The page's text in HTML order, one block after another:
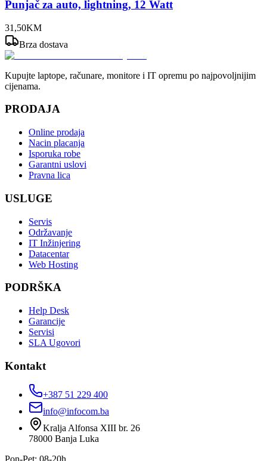
Punjač za auto, lightning, 12 Watt
31 ,50KM
Brza dostava
Kupujte laptope, računare, monitore i IT opremu po najpovoljnijim
cijenama.
PRODAJA
Online prodaja
Nacin placanja
Isporuka robe
Garantni uslovi
Pravna lica
USLUGE
Servis
Održavanje
IT Inžinjering
Datacentar
Web Hosting
PODRŠKA
Help Desk
Garancije
Servisi
SLA Ugovori
Kontakt
+387 51 229 400
info@infocom.ba
Kralja Alfonsa XIII br. 26
78000 Banja Luka